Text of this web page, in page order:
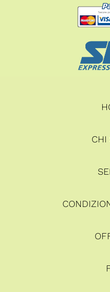
CHI